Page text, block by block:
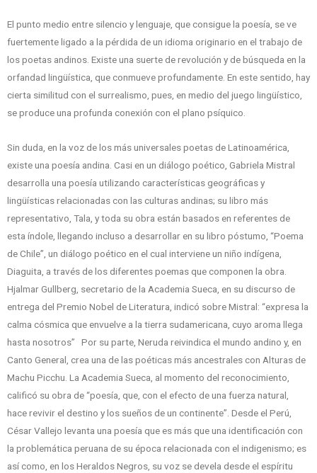
El punto medio entre silencio y lenguaje, que consigue la poesía, se ve
fuertemente ligado a la pérdida de un idioma originario en el trabajo de
los poetas andinos. Existe una suerte de revolución y de búsqueda en la
orfandad lingüística, que conmueve profundamente. En este sentido, hay
cierta similitud con el surrealismo, pues, en medio del juego lingüístico,
se produce una profunda conexión con el plano psíquico.
Sin duda, en la voz de los más universales poetas de Latinoamérica,
existe una poesía andina. Casi en un diálogo poético, Gabriela Mistral
desarrolla una poesía utilizando características geográficas y
lingüísticas relacionadas con las culturas andinas; su libro más
representativo, Tala, y toda su obra están basados en referentes de
esta índole, llegando incluso a desarrollar en su libro póstumo, “Poema
de Chile”, un diálogo poético en el cual interviene un niño indígena,
Diaguita, a través de los diferentes poemas que componen la obra.
Hjalmar Gullberg, secretario de la Academia Sueca, en su discurso de
entrega del Premio Nobel de Literatura, indicó sobre Mistral: “expresa la
calma cósmica que envuelve a la tierra sudamericana, cuyo aroma llega
hasta nosotros” Por su parte, Neruda reivindica el mundo andino y, en
Canto General, crea una de las poéticas más ancestrales con Alturas de
Machu Picchu. La Academia Sueca, al momento del reconocimiento,
calificó su obra de “poesía, que, con el efecto de una fuerza natural,
hace revivir el destino y los sueños de un continente”. Desde el Perú,
César Vallejo levanta una poesía que es más que una identificación con
la problemática peruana de su época relacionada con el indigenismo; es
así como, en los Heraldos Negros, su voz se devela desde el espíritu